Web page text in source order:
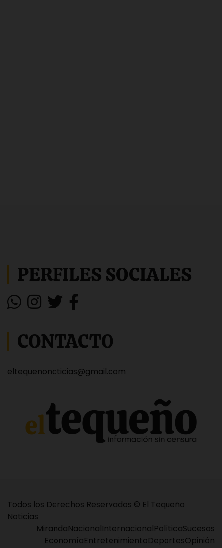
PERFILES SOCIALES
CONTACTO
eltequenonoticias@gmail.com
Todos los Derechos Reservados © El Tequeño
Noticias
MirandaNacionalInternacionalPolíticaSucesos
EconomíaEntretenimientoDeportesOpinión